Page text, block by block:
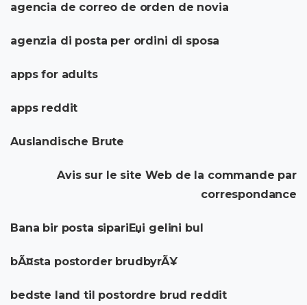
agencia de correo de orden de novia
agenzia di posta per ordini di sposa
apps for adults
apps reddit
Auslandische Brute
Avis sur le site Web de la commande par
correspondance
Bana bir posta sipariЕџi gelini bul
bÃ¤sta postorder brudbyrÃ¥
bedste land til postordre brud reddit